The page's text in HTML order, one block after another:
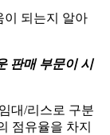
이 되는지 알아
판매 부문이 시
대/리스로 구분
점유율을 차지